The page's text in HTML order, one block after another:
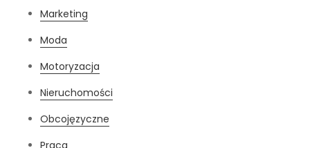
Marketing
Moda
Motoryzacja
Nieruchomości
Obcojęzyczne